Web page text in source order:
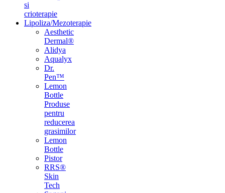
si
crioterapie
Lipoliza/Mezoterapie
Aesthetic
Dermal®
Alidya
Aqualyx
Dr.
Pen™
Lemon
Bottle
Produse
pentru
reducerea
grasimilor
Lemon
Bottle
Pistor
RRS®
Skin
Tech